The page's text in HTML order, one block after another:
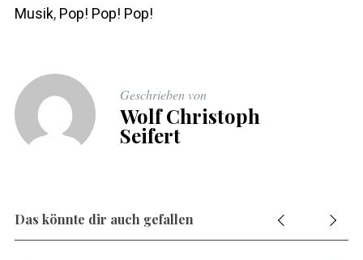
Musik, Pop! Pop! Pop!
Geschrieben von
Wolf Christoph
Seifert
Das könnte dir auch gefallen